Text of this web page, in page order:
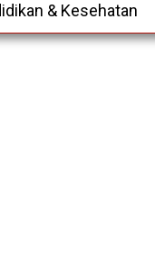
& Kesehatan